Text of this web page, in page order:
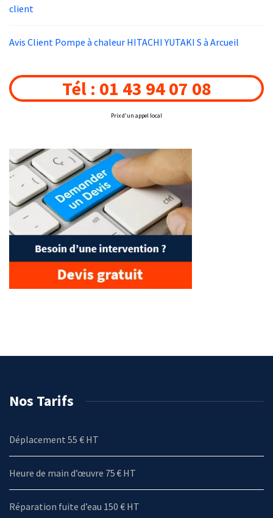
client
Avis Client Pompe à chaleur HITACHI YUTAKI S à Arcueil
Tél : 01 43 94 07 08
Prix d'un appel local
Nos Tarifs
Déplacement 55 € HT
Heure de main d’œuvre 75 € HT
Réparation fuite d’eau 150 € HT